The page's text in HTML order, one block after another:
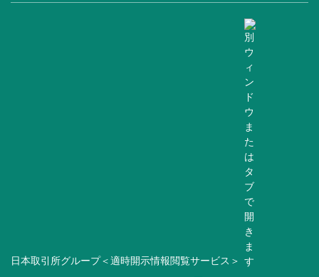
日本取引所グループ＜適時開示情報閲覧サービス＞